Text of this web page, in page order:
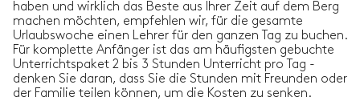
haben und wirklich das Beste aus Ihrer Zeit auf dem Berg
machen möchten, empfehlen wir, für die gesamte
Urlaubswoche einen Lehrer für den ganzen Tag zu buchen.
Für komplette Anfänger ist das am häufigsten gebuchte
Unterrichtspaket 2 bis 3 Stunden Unterricht pro Tag -
denken Sie daran, dass Sie die Stunden mit Freunden oder
der Familie teilen können, um die Kosten zu senken.